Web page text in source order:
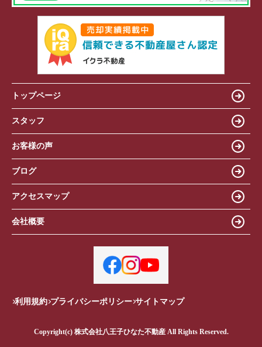
トップページ
スタッフ
お客様の声
ブログ
アクセスマップ
会社概要
利用規約 プライバシーポリシー サイトマップ
Copyright(c) 株式会社八王子ひなた不動産 All Rights Reserved.